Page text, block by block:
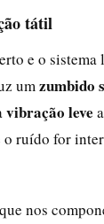
tátil
e o
um zumbido
vibração leve
ruído for
nos